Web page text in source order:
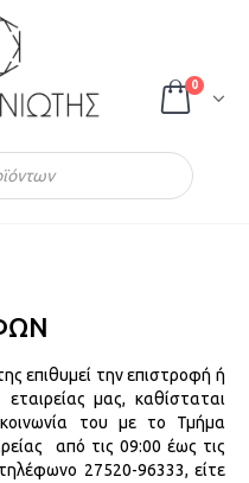
0
επιθυμεί την επιστροφή ή
μας, καθίσταται
του με το Τμήμα
από τις 09:00 έως τις
27520-96333, είτε